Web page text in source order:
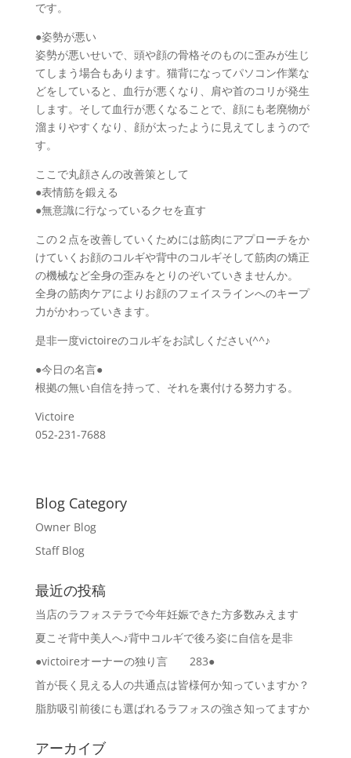
です。
●姿勢が悪い
姿勢が悪いせいで、頭や顔の骨格そのものに歪みが生じ
てしまう場合もあります。猫背になってパソコン作業な
どをしていると、血行が悪くなり、肩や首のコリが発生
します。そして血行が悪くなることで、顔にも老廃物が
溜まりやすくなり、顔が太ったように見えてしまうので
す。
ここで丸顔さんの改善策として
●表情筋を鍛える
●無意識に行なっているクセを直す
この２点を改善していくためには筋肉にアプローチをか
けていくお顔のコルギや背中のコルギそして筋肉の矯正
の機械など全身の歪みをとりのぞいていきませんか。
全身の筋肉ケアによりお顔のフェイスラインへのキープ
力がかわっていきます。
是非一度victoireのコルギをお試しください(^^♪
●今日の名言●
根拠の無い自信を持って、それを裏付ける努力する。
Victoire
052-231-7688
Blog Category
Owner Blog
Staff Blog
最近の投稿
当店のラフォステラで今年妊娠できた方多数みえます
夏こそ背中美人へ♪背中コルギで後ろ姿に自信を是非
●victoireオーナーの独り言 283●
首が長く見える人の共通点は皆様何か知っていますか？
脂肪吸引前後にも選ばれるラフォスの強さ知ってますか
アーカイブ